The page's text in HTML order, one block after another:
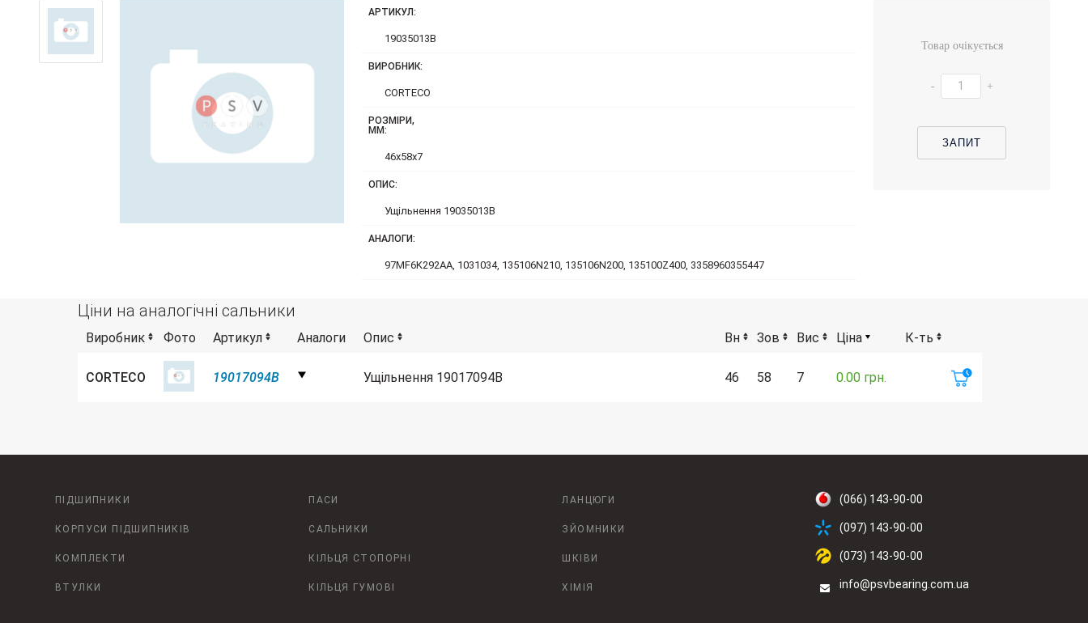
АРТИКУЛ:
19035013B
ВИРОБНИК:
CORTECO
РОЗМІРИ,
ММ:
46x58x7
ОПИС:
Ущільнення 19035013B
АНАЛОГИ:
97MF6K292AA, 1031034, 135106N210, 135106N200, 135100Z400, 3358960355447
Товар очікується
- +
ЗАПИТ
Ціни на аналогічні сальники
Виробник Фото Артикул Аналоги Опис Вн Зов Вис Ціна К-ть
CORTECO 19017094B Ущільнення 19017094B 46 58 7 0.00 грн.
ПІДШИПНИКИ
КОРПУСИ ПІДШИПНИКІВ
КОМПЛЕКТИ
ВТУЛКИ
ПАСИ
САЛЬНИКИ
КІЛЬЦЯ СТОПОРНІ
КІЛЬЦЯ ГУМОВІ
ЛАНЦЮГИ
ЗЙОМНИКИ
ШКІВИ
ХІМІЯ
(066) 143-90-00
(097) 143-90-00
(073) 143-90-00
info@psvbearing.com.ua